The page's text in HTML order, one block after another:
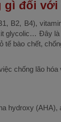
gì đối
B2, B4),
glycolic… Đây
tế bào chết,
chống lão
hydroxy